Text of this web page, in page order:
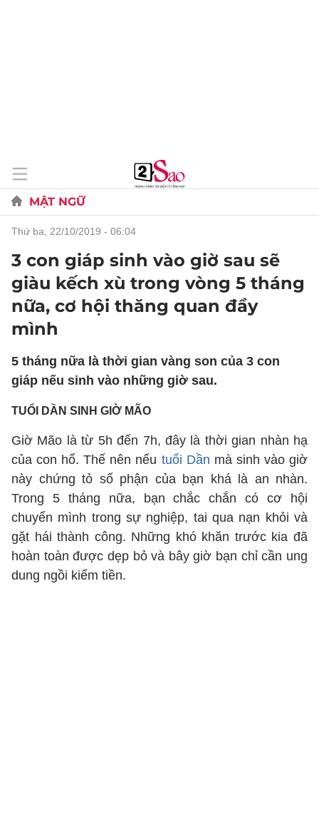
MẬT NGỮ
thứ ba, 22/10/2019 - 06:04
3 con giáp sinh vào giờ sau sẽ
giàu kếch xù trong vòng 5 tháng
nữa, cơ hội thăng quan đầy
mình
5 tháng nữa là thời gian vàng son của 3 con
giáp nếu sinh vào những giờ sau.
TUỔI DẦN SINH GIỜ MÃO
Giờ Mão là từ 5h đến 7h, đây là thời gian nhàn hạ
của con hổ. Thế nên nếu tuổi Dần mà sinh vào giờ
này chứng tỏ số phận của bạn khá là an nhàn.
Trong 5 tháng nữa, bạn chắc chắn có cơ hội
chuyển mình trong sự nghiệp, tai qua nạn khỏi và
gặt hái thành công. Những khó khăn trước kia đã
hoàn toàn được dẹp bỏ và bây giờ bạn chỉ cần ung
dung ngồi kiếm tiền.